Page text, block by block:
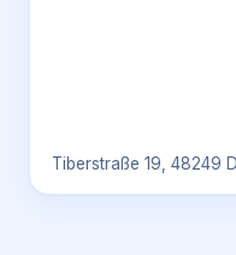
Tiberstraße 19, 48249